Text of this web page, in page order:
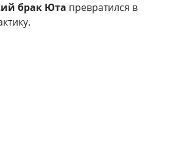
брак Юта превратился в